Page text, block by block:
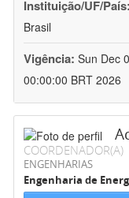
Instituição/UF/País:
Brasil
Vigência: Sun Dec
00:00:00 BRT 2026
COORDENADOR(A)
ENGENHARIAS
Engenharia de